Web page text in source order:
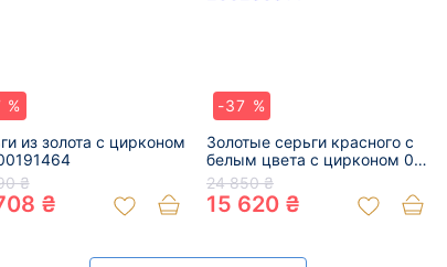
%
из золота с цирконом
₴
₴
-37 %
Золотые серьги красного с
белым цвета с цирконом 01-
200250914
24 850 ₴
15 620 ₴